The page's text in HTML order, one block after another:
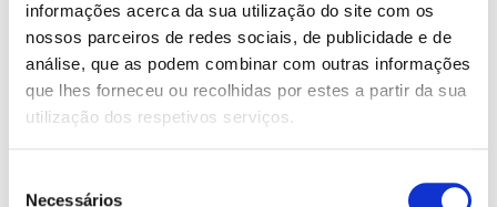
informações acerca da sua utilização do site com os
nossos parceiros de redes sociais, de publicidade e de
análise, que as podem combinar com outras informações
que lhes forneceu ou recolhidas por estes a partir da sua
utilização dos respetivos serviços.
Necessários
Super Fantásticos!
preçopreço
O Bando das Cavernas 11:
Canal Pré-História